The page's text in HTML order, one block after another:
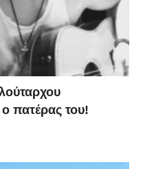
ο πατέρας του!